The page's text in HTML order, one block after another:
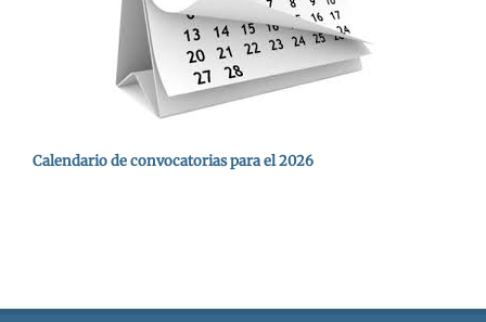
Calendario de convocatorias para el 2026